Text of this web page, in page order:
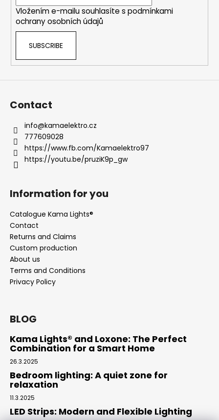
o
Vložením e-mailu souhlasíte s podmínkami
ochrany osobních údajů
SUBSCRIBE
Contact
info@kamaelektro.cz
777609028
https://www.fb.com/Kamaelektro97
https://youtu.be/pruziK9p_gw
Information for you
Catalogue Kama Lights®
Contact
Returns and Claims
Custom production
About us
Terms and Conditions
Privacy Policy
BLOG
Kama Lights® and Loxone: The Perfect
Combination for a Smart Home
26.3.2025
Bedroom lighting: A quiet zone for
relaxation
11.3.2025
LED Strips: Modern and Flexible Lighting